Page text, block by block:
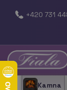
+420 731
Kamna